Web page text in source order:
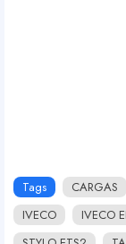
Tags CARGAS
IVECO
IVECO